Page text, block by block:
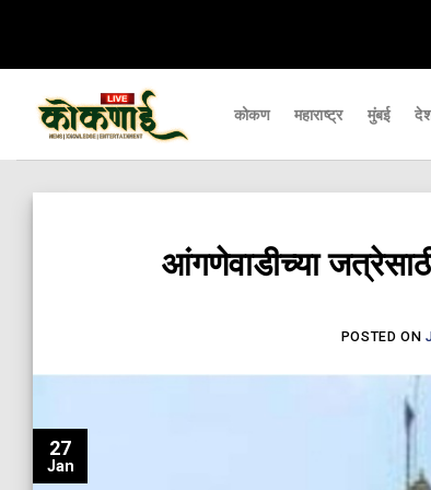
content
कोकण महाराष्ट्र मुंबई
आंगणेवाडीच्या
POSTED ON
27
Jan